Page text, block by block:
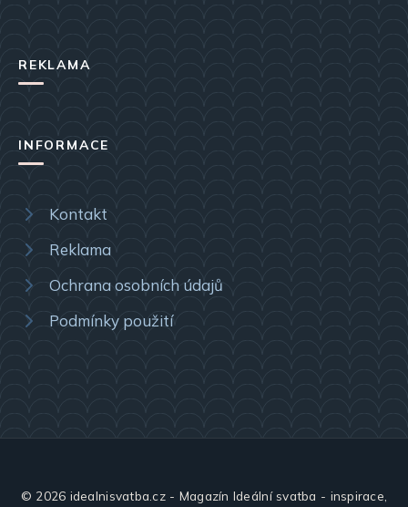
REKLAMA
INFORMACE
Kontakt
Reklama
Ochrana osobních údajů
Podmínky použití
© 2026 idealnisvatba.cz - Magazín Ideální svatba - inspirace,